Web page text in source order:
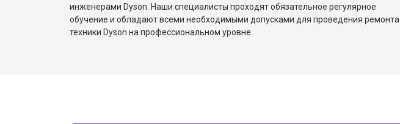
инженерами Dyson. Наши специалисты проходят обязательное регулярное
обучение и обладают всеми необходимыми допусками для проведения ремонта
техники Dyson на профессиональном уровне.